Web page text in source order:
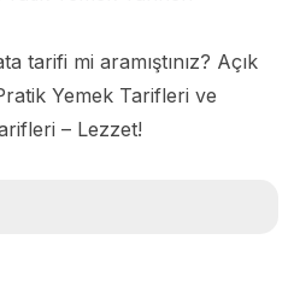
tarifi mi aramıştınız? Açık
Yemek Tarifleri ve
– Lezzet!